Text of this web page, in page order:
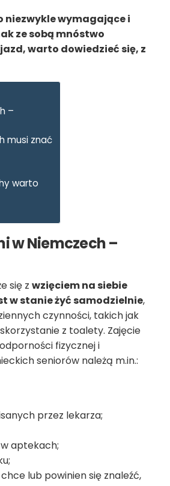
niezwykle wymagające i
ze sobą mnóstwo
warto dowiedzieć się, z
–
musi znać
warto
w Niemczech –
się z wzięciem na siebie
w stanie żyć samodzielnie,
czynności, takich jak
z toalety. Zajęcie
fizycznej i
seniorów należą m.in.:
przez lekarza;
aptekach;
lub powinien się znaleźć,